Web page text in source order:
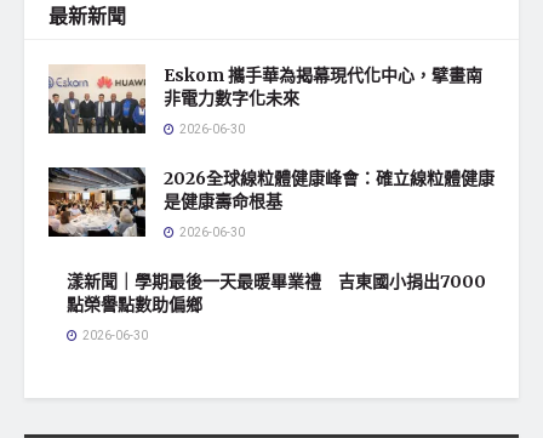
最新新聞
Eskom 攜手華為揭幕現代化中心，擘畫南
非電力數字化未來
2026-06-30
2026全球線粒體健康峰會：確立線粒體健康
是健康壽命根基
2026-06-30
漾新聞｜學期最後一天最暖畢業禮 吉東國小捐出7000
點榮譽點數助偏鄉
2026-06-30